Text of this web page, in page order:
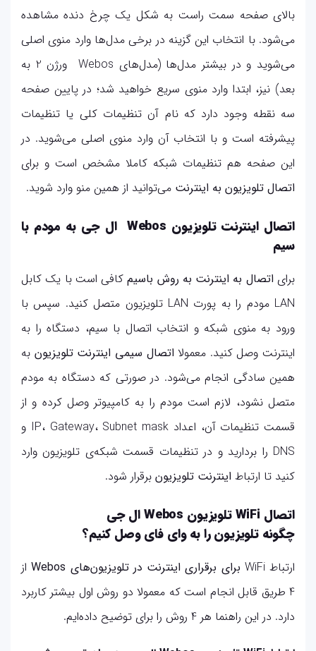
بالای صفحه سمت راست به شکل یک چرخ دنده مشاهده
می‌شود. با انتخاب این گزینه در برخی مدل‌ها وارد منوی اصلی
می‌شوید و در بیشتر مدل‌ها (مدل‌های Webos ورژن 2 به
بعد) نیز، ابتدا وارد منوی سریع خواهید شد؛ در پایین صفحه
سه نقطه وجود دارد که نام آن تنظیمات کلی یا تنظیمات
پیشرفته است و با انتخاب آن وارد منوی اصلی می‌شوید. در
این صفحه هم تنظیمات شبکه کاملا مشخص است و برای
اتصال تلویزیون به اینترنت می‌توانید از همین منو وارد شوید.
اتصال اینترنت تلویزیون Webos ال جی به مودم با
سیم
برای اتصال به اینترنت به روش با‌سیمکافی است با یک کابل
LAN مودم را به پورت LAN تلویزیون متصل کنید. سپس با
ورود به منوی شبکه و انتخاب اتصال با سیم، دستگاه را به
اینترنت وصل کنید. معمولا اتصال سیمی اینترنت تلویزیون به
همین سادگی انجام می‌شود. در صورتی که دستگاه به مودم
متصل نشود، لازم است مودم را به کامپیوتر وصل کرده و از
قسمت تنظیمات آن، اعداد IP، Gateway، Subnet mask و
DNS را بردارید و در تنظیمات قسمت شبکه‎‌ی تلویزیون وارد
کنید تا ارتباط اینترنت تلویزیون برقرار شود.
اتصال WiFi تلویزیون Webos ال جی
چگونه تلویزیون را به وای فای وصل کنیم؟
ارتباط WiFi برای برقراری اینترنت در تلویزیون‌های Webosاز
4 طریق قابل انجام است که معمولا دو روش اول بیشتر کاربرد
دارد. در این راهنما هر 4 روش را برای توضیح داده‌ایم.